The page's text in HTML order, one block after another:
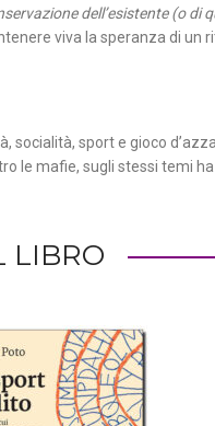
dell’esistente (o di
viva la speranza di un
socialità, sport e gioco
le mafie, sugli stessi temi
LIBRO